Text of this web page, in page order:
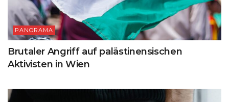
PANORAMA
Brutaler Angriff auf palästinensischen
Aktivisten in Wien